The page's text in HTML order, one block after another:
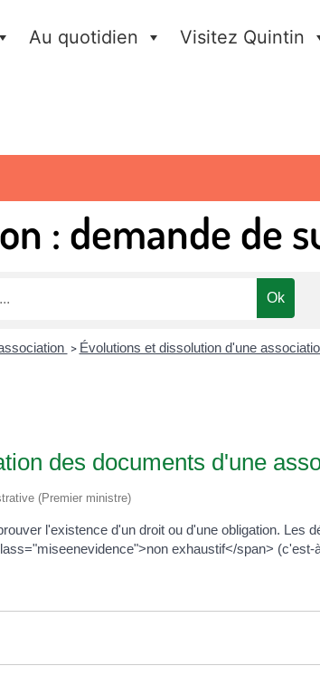
Au quotidien Visitez Quintin
: demande de
> Évolutions et dissolution d'une
des documents d'une
(Premier ministre)
l'existence d'un droit ou d'une obligation. Les
exhaustif</span> (c'est-